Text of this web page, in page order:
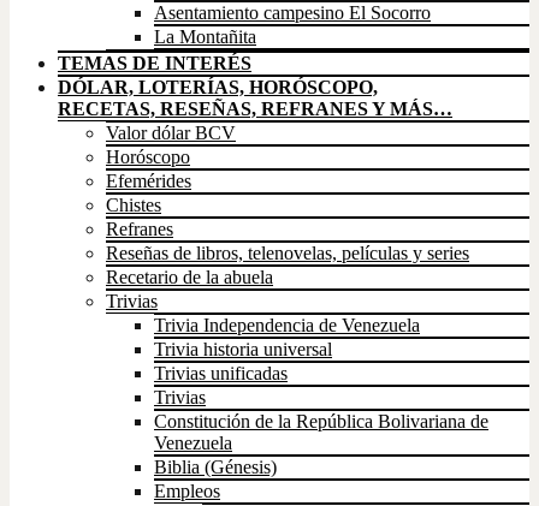
Asentamiento campesino El Socorro
La Montañita
TEMAS DE INTERÉS
DÓLAR, LOTERÍAS, HORÓSCOPO,
RECETAS, RESEÑAS, REFRANES Y MÁS…
Valor dólar BCV
Horóscopo
Efemérides
Chistes
Refranes
Reseñas de libros, telenovelas, películas y series
Recetario de la abuela
Trivias
Trivia Independencia de Venezuela
Trivia historia universal
Trivias unificadas
Trivias
Constitución de la República Bolivariana de
Venezuela
Biblia (Génesis)
Empleos